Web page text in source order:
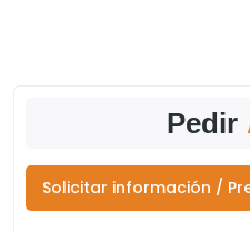
Pedir
Solicitar información /